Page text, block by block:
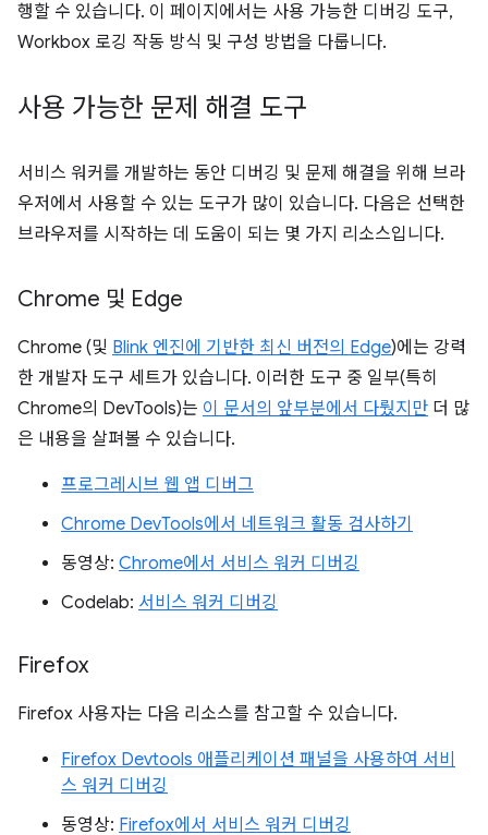
행할 수 있습니다. 이 페이지에서는 사용 가능한 디버깅 도구,
Workbox 로깅 작동 방식 및 구성 방법을 다룹니다.
사용 가능한 문제 해결 도구
서비스 워커를 개발하는 동안 디버깅 및 문제 해결을 위해 브라
우저에서 사용할 수 있는 도구가 많이 있습니다. 다음은 선택한
브라우저를 시작하는 데 도움이 되는 몇 가지 리소스입니다.
Chrome 및 Edge
Chrome (및 Blink 엔진에 기반한 최신 버전의 Edge)에는 강력
한 개발자 도구 세트가 있습니다. 이러한 도구 중 일부(특히
Chrome의 DevTools)는 이 문서의 앞부분에서 다뤘지만 더 많
은 내용을 살펴볼 수 있습니다.
프로그레시브 웹 앱 디버그
Chrome DevTools에서 네트워크 활동 검사하기
동영상: Chrome에서 서비스 워커 디버깅
Codelab: 서비스 워커 디버깅
Firefox
Firefox 사용자는 다음 리소스를 참고할 수 있습니다.
Firefox Devtools 애플리케이션 패널을 사용하여 서비
스 워커 디버깅
동영상: Firefox에서 서비스 워커 디버깅